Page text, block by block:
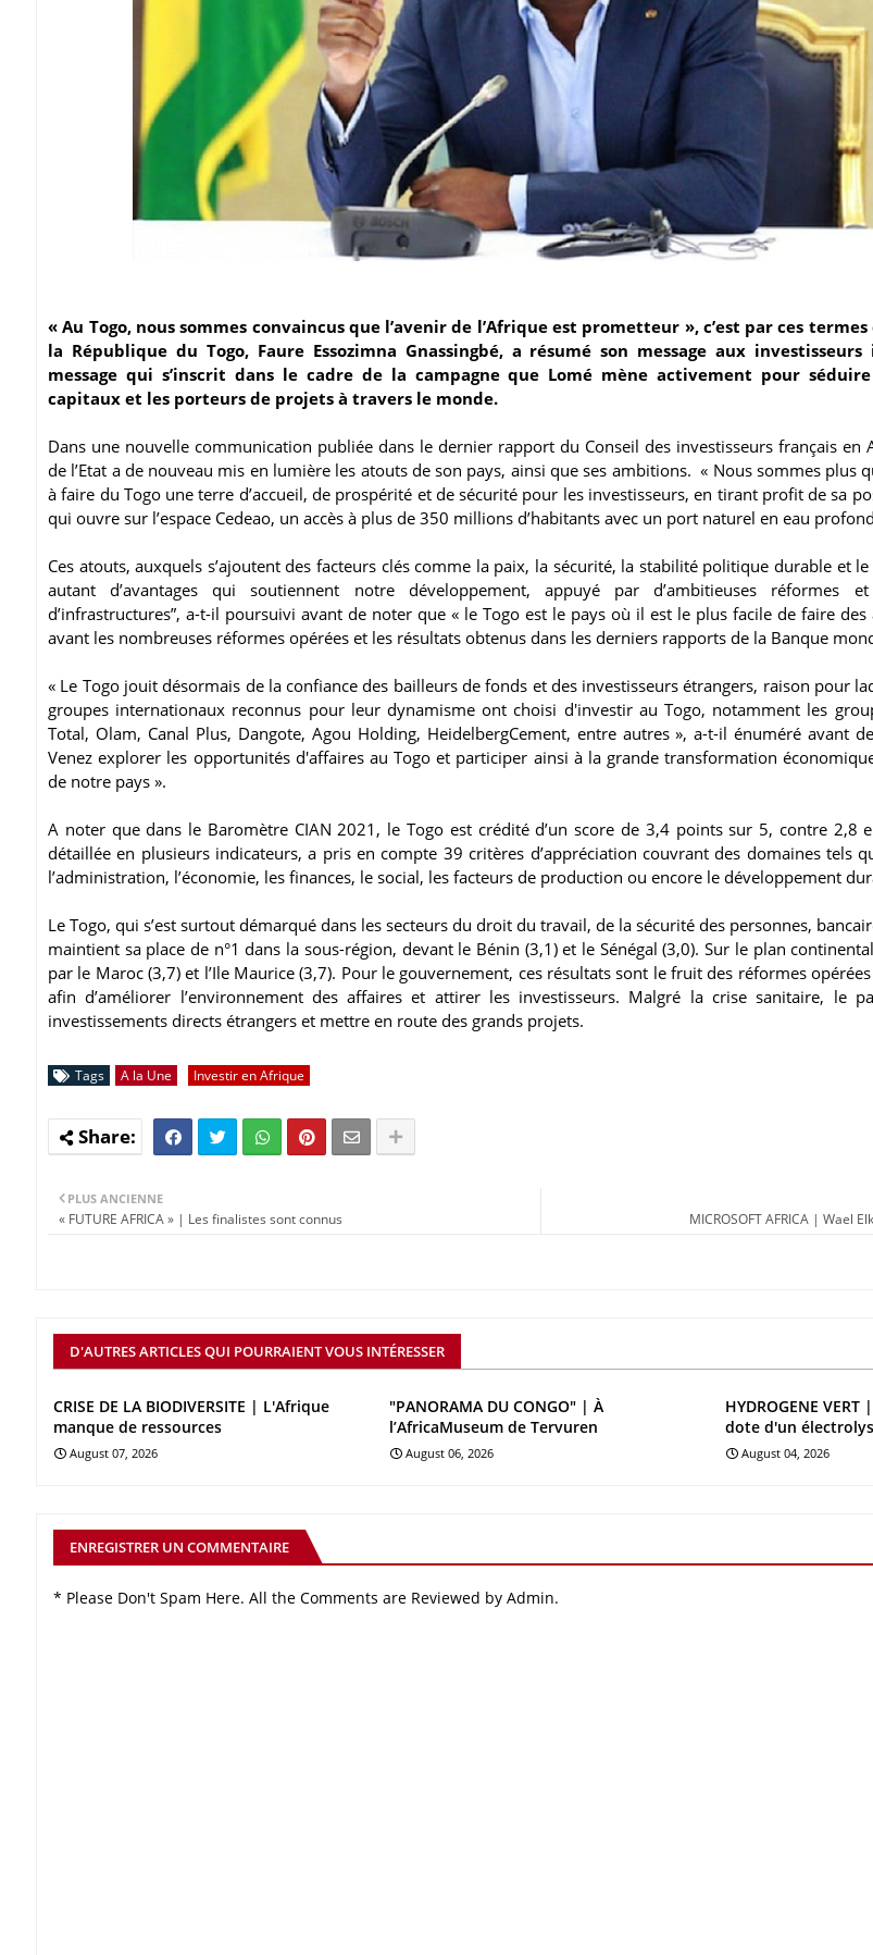
« Au Togo, nous sommes convaincus que l’avenir de l’Afrique est prometteur », c’est par ces
la République du Togo, Faure Essozimna Gnassingbé, a résumé son message aux
message qui s’inscrit dans le cadre de la campagne que Lomé mène activement pour
capitaux et les porteurs de projets à travers le monde.
Dans une nouvelle communication publiée dans le dernier rapport du Conseil des investisseurs français en
de l’Etat a de nouveau mis en lumière les atouts de son pays, ainsi que ses ambitions. « Nous sommes plus
à faire du Togo une terre d’accueil, de prospérité et de sécurité pour les investisseurs, en tirant profit de sa
qui ouvre sur l’espace Cedeao, un accès à plus de 350 millions d’habitants avec un port naturel en eau
Ces atouts, auxquels s’ajoutent des facteurs clés comme la paix, la sécurité, la stabilité politique durable et
autant d’avantages qui soutiennent notre développement, appuyé par d’ambitieuses réformes
d’infrastructures”, a-t-il poursuivi avant de noter que « le Togo est le pays où il est le plus facile de faire
avant les nombreuses réformes opérées et les résultats obtenus dans les derniers rapports de la Banque
« Le Togo jouit désormais de la confiance des bailleurs de fonds et des investisseurs étrangers, raison pour
groupes internationaux reconnus pour leur dynamisme ont choisi d'investir au Togo, notamment les
Total, Olam, Canal Plus, Dangote, Agou Holding, HeidelbergCement, entre autres », a-t-il énuméré avant
Venez explorer les opportunités d'affaires au Togo et participer ainsi à la grande transformation
de notre pays ».
A noter que dans le Baromètre CIAN 2021, le Togo est crédité d’un score de 3,4 points sur 5, contre 2,8
détaillée en plusieurs indicateurs, a pris en compte 39 critères d’appréciation couvrant des domaines tels
l’administration, l’économie, les finances, le social, les facteurs de production ou encore le développement
Le Togo, qui s’est surtout démarqué dans les secteurs du droit du travail, de la sécurité des personnes,
maintient sa place de n°1 dans la sous-région, devant le Bénin (3,1) et le Sénégal (3,0). Sur le plan
par le Maroc (3,7) et l’Ile Maurice (3,7). Pour le gouvernement, ces résultats sont le fruit des réformes
afin d’améliorer l’environnement des affaires et attirer les investisseurs. Malgré la crise sanitaire, le
investissements directs étrangers et mettre en route des grands projets.
Tags A la Une Investir en Afrique
MICROSOFT AFRICA | Wael
PLUS ANCIENNE
« FUTURE AFRICA » | Les finalistes sont connus
D'AUTRES ARTICLES QUI POURRAIENT VOUS INTÉRESSER
CRISE DE LA BIODIVERSITE | L'Afrique
manque de ressources
August 07, 2026
"PANORAMA DU CONGO" | À
l’AfricaMuseum de Tervuren
August 06, 2026
HYDROGENE
dote d'un
August 04, 2026
ENREGISTRER UN COMMENTAIRE
* Please Don't Spam Here. All the Comments are Reviewed by Admin.